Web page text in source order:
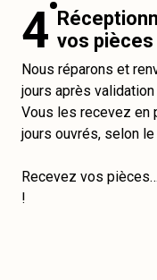
4 vos pièces
Nous réparons et
jours après
Vous les recevez en
jours ouvrés, selon
Recevez vos
!